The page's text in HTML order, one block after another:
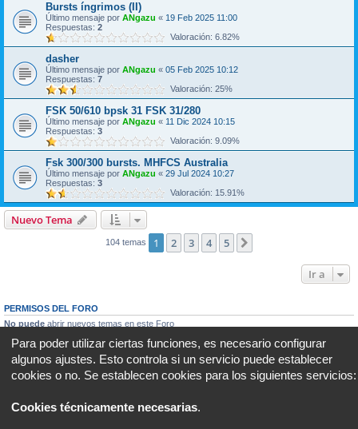
Bursts íngrimos (II)
Último mensaje por ANgazu « 19 Feb 2025 11:00
Respuestas: 2
Valoración: 6.82%
dasher
Último mensaje por ANgazu « 05 Feb 2025 10:12
Respuestas: 7
Valoración: 25%
FSK 50/610 bpsk 31 FSK 31/280
Último mensaje por ANgazu « 11 Dic 2024 10:15
Respuestas: 3
Valoración: 9.09%
Fsk 300/300 bursts. MHFCS Australia
Último mensaje por ANgazu « 29 Jul 2024 10:27
Respuestas: 3
Valoración: 15.91%
Nuevo Tema
104 temas 1 2 3 4 5
Ir a
PERMISOS DEL FORO
No puede abrir nuevos temas en este Foro
No puedeeditar sus mensajes en este Foro
No puedeborrar sus mensajes en este Foro
No puede
enviar adjuntos en este Foro
Para poder utilizar ciertas funciones, es necesario configurar
algunos ajustes. Esto controla si un servicio puede establecer
cookies o no. Se establecen cookies para los siguientes servicios:
Cookies técnicamente necesarias.